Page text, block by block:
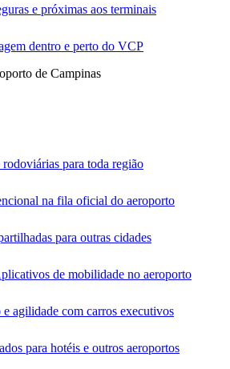
e próximas aos terminais
dentro e perto do VCP
de Campinas
para toda região
na fila oficial do aeroporto
para outras cidades
de mobilidade no aeroporto
agilidade com carros executivos
para hotéis e outros aeroportos